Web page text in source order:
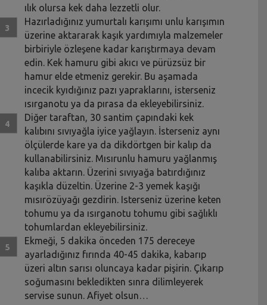
ılık olursa kek daha lezzetli olur.
Hazırladığınız yumurtalı karışımı unlu karışımın
üzerine aktararak kaşık yardımıyla malzemeler
birbiriyle özleşene kadar karıştırmaya devam
edin. Kek hamuru gibi akıcı ve pürüzsüz bir
hamur elde etmeniz gerekir. Bu aşamada
incecik kyıdığınız pazı yapraklarını, isterseniz
ısırganotu ya da pırasa da ekleyebilirsiniz.
Diğer taraftan, 30 santim çapındaki kek
kalıbını sıvıyağla iyice yağlayın. İsterseniz aynı
ölçülerde kare ya da dikdörtgen bir kalıp da
kullanabilirsiniz. Mısırunlu hamuru yağlanmış
kalıba aktarın. Üzerini sıvıyağa batırdığınız
kaşıkla düzeltin. Üzerine 2-3 yemek kaşığı
mısırözüyağı gezdirin. Isterseniz üzerine keten
tohumu ya da ısırganotu tohumu gibi sağlıklı
tohumlardan ekleyebilirsiniz.
Ekmeği, 5 dakika önceden 175 dereceye
ayarladığınız fırında 40-45 dakika, kabarıp
üzeri altın sarısı oluncaya kadar pişirin. Çıkarıp
soğumasını bekledikten sınra dilimleyerek
servise sunun. Afiyet olsun…